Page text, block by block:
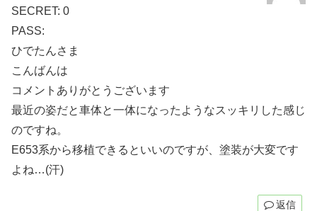
SECRET: 0
PASS:
ひでたんさま
こんばんは
コメントありがとうございます
最近の姿だと車体と一体になったようなスッキリした感じ
のですね。
E653系から移植できるといいのですが、塗装が大変です
よね…(汗)
返信